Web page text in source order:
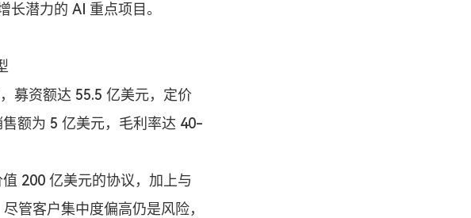
潜力的 AI 重点项目。
募资额达 55.5 亿美元，定价
额为 5 亿美元，毛利率达 40-
200 亿美元的协议，加上与
管客户集中度偏高仍是风险，